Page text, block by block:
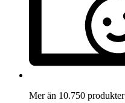
Mer än 10.750 produkter